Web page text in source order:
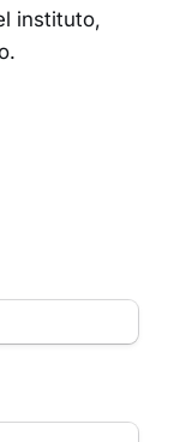
instituto,